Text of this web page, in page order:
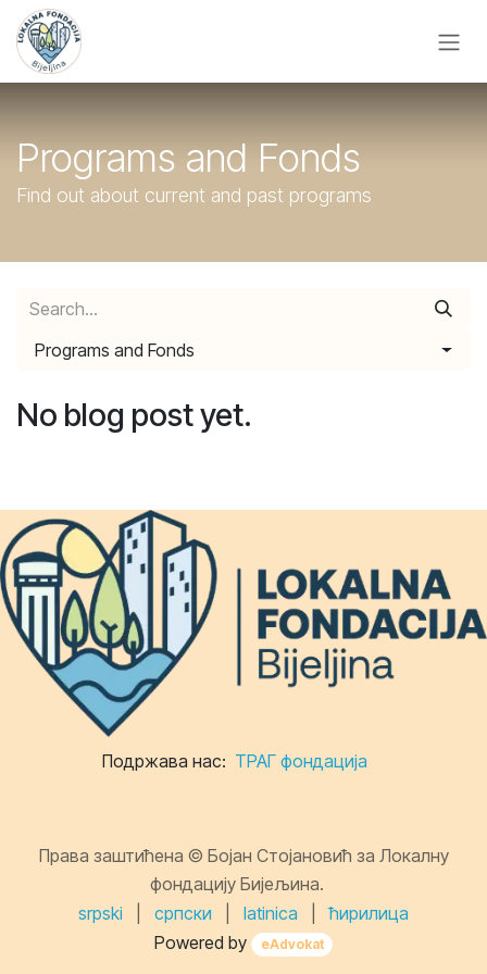
Skip to Content
Programs and Fonds
Find out about current and past programs
Programs and Fonds
No blog post yet.
Подржава нас: ТРАГ фондација
Права заштићена © Бојан Стојановић за Локалну
фондацију Бијељина.
srpski
српски latinica
ћирилица
Powered by
eAdvokat